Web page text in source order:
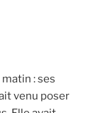
: ses
venu poser